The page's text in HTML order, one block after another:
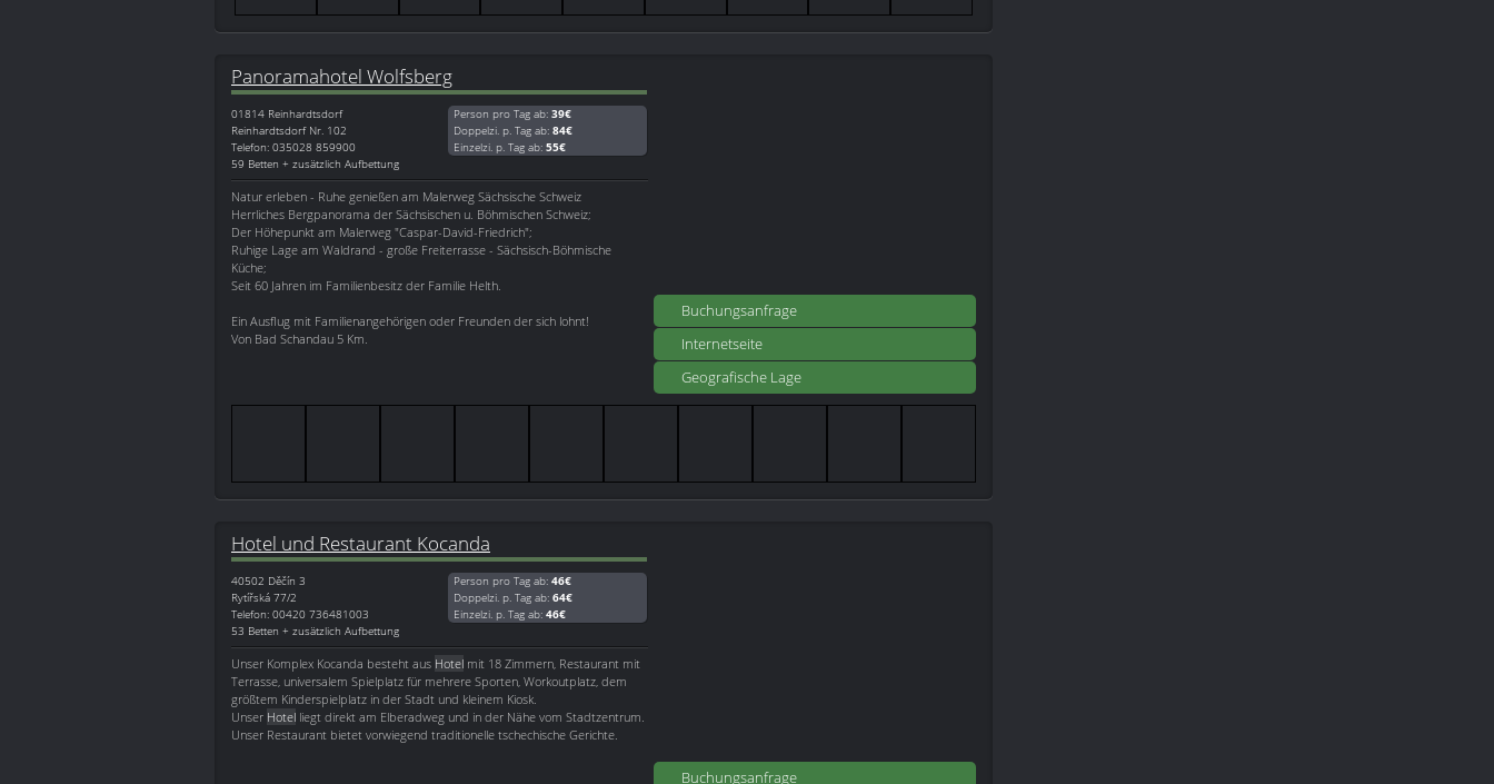
Buchungsanfrage
Internetseite
Geografische Lage
Panoramahotel Wolfsberg
01814 Reinhardtsdorf
Reinhardtsdorf Nr. 102
Telefon: 035028 859900
59 Betten + zusätzlich Aufbettung
Person pro Tag ab: 39€
Doppelzi. p. Tag ab: 84€
Einzelzi. p. Tag ab: 55€
Natur erleben - Ruhe genießen am Malerweg Sächsische Schweiz
Herrliches Bergpanorama der Sächsischen u. Böhmischen Schweiz;
Der Höhepunkt am Malerweg "Caspar-David-Friedrich";
Ruhige Lage am Waldrand - große Freiterrasse - Sächsisch-Böhmische
Küche;
Seit 60 Jahren im Familienbesitz der Familie Helth.
Ein Ausflug mit Familienangehörigen oder Freunden der sich lohnt!
Von Bad Schandau 5 Km.
Buchungsanfrage
Hotel und Restaurant Kocanda
40502 Děčín 3
Rytířská 77/2
Telefon: 00420 736481003
53 Betten + zusätzlich Aufbettung
Person pro Tag ab: 46€
Doppelzi. p. Tag ab: 64€
Einzelzi. p. Tag ab: 46€
Unser Komplex Kocanda besteht aus Hotel mit 18 Zimmern, Restaurant mit
Terrasse, universalem Spielplatz für mehrere Sporten, Workoutplatz, dem
größtem Kinderspielplatz in der Stadt und kleinem Kiosk.
Unser Hotel liegt direkt am Elberadweg und in der Nähe vom Stadtzentrum.
Unser Restaurant bietet vorwiegend traditionelle tschechische Gerichte.